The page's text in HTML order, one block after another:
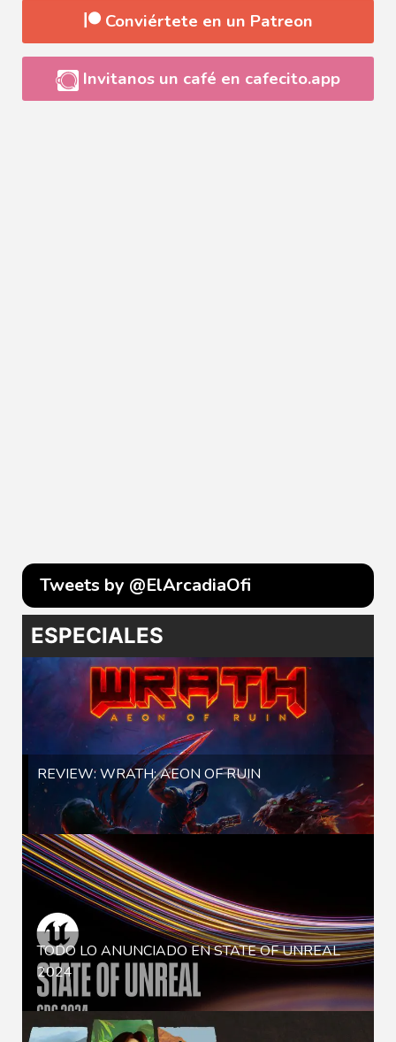
Conviértete en un Patreon
Invitanos un café en cafecito.app
Tweets by @ElArcadiaOfi
ESPECIALES
REVIEW: WRATH: AEON OF RUIN
TODO LO ANUNCIADO EN STATE OF UNREAL
2024